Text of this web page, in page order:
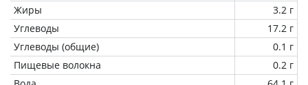
Жиры
3.2 г
Углеводы
17.2 г
Углеводы (общие)
0.1 г
Пищевые волокна
0.2 г